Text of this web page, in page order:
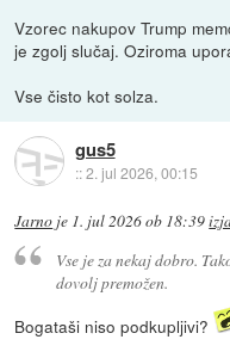
Vzorec nakupov Trump
je zgolj slučaj. Oziroma
Vse čisto kot solza.
gus5
::2. jul 2026, 00:15
Jarno je 1. jul 2026 ob 18:39
Vse je za nekaj dobro.
dovolj premožen.
Bogataši niso podkupljivi?